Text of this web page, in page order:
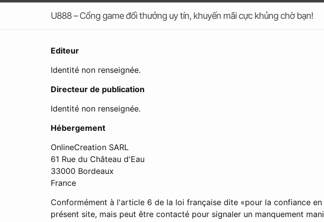
U888 – Cổng game đổi thưởng uy tín, khuyến mãi cực khủng chờ bạn!
Editeur
Identité non renseignée.
Directeur de publication
Identité non renseignée.
Hébergement
OnlineCreation SARL
61 Rue du Château d'Eau
33000 Bordeaux
France
Conformément à l'article 6 de la loi française dite «pour la confiance
présent site, mais peut être contacté pour signaler un manquement